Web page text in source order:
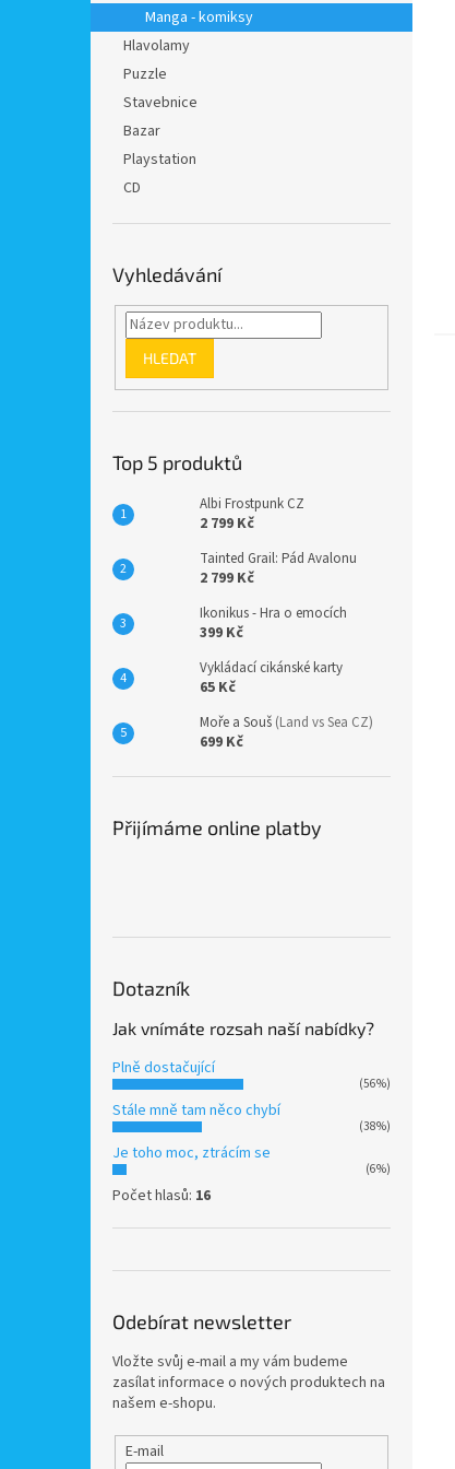
n
e
Manga - komiksy
Hlavolamy
Puzzle
Stavebnice
Bazar
Playstation
CD
Vyhledávání
HLEDAT
Top 5 produktů
Albi Frostpunk CZ
2 799 Kč
Tainted Grail: Pád Avalonu
2 799 Kč
Ikonikus - Hra o emocích
399 Kč
Vykládací cikánské karty
65 Kč
Moře a Souš (Land vs Sea CZ)
699 Kč
Přijímáme online platby
Dotazník
Jak vnímáte rozsah naší nabídky?
Plně dostačující
(56%)
Stále mně tam něco chybí
(38%)
Je toho moc, ztrácím se
(6%)
Počet hlasů: 16
Odebírat newsletter
Vložte svůj e-mail a my vám budeme
zasílat informace o nových produktech na
našem e-shopu.
E-mail